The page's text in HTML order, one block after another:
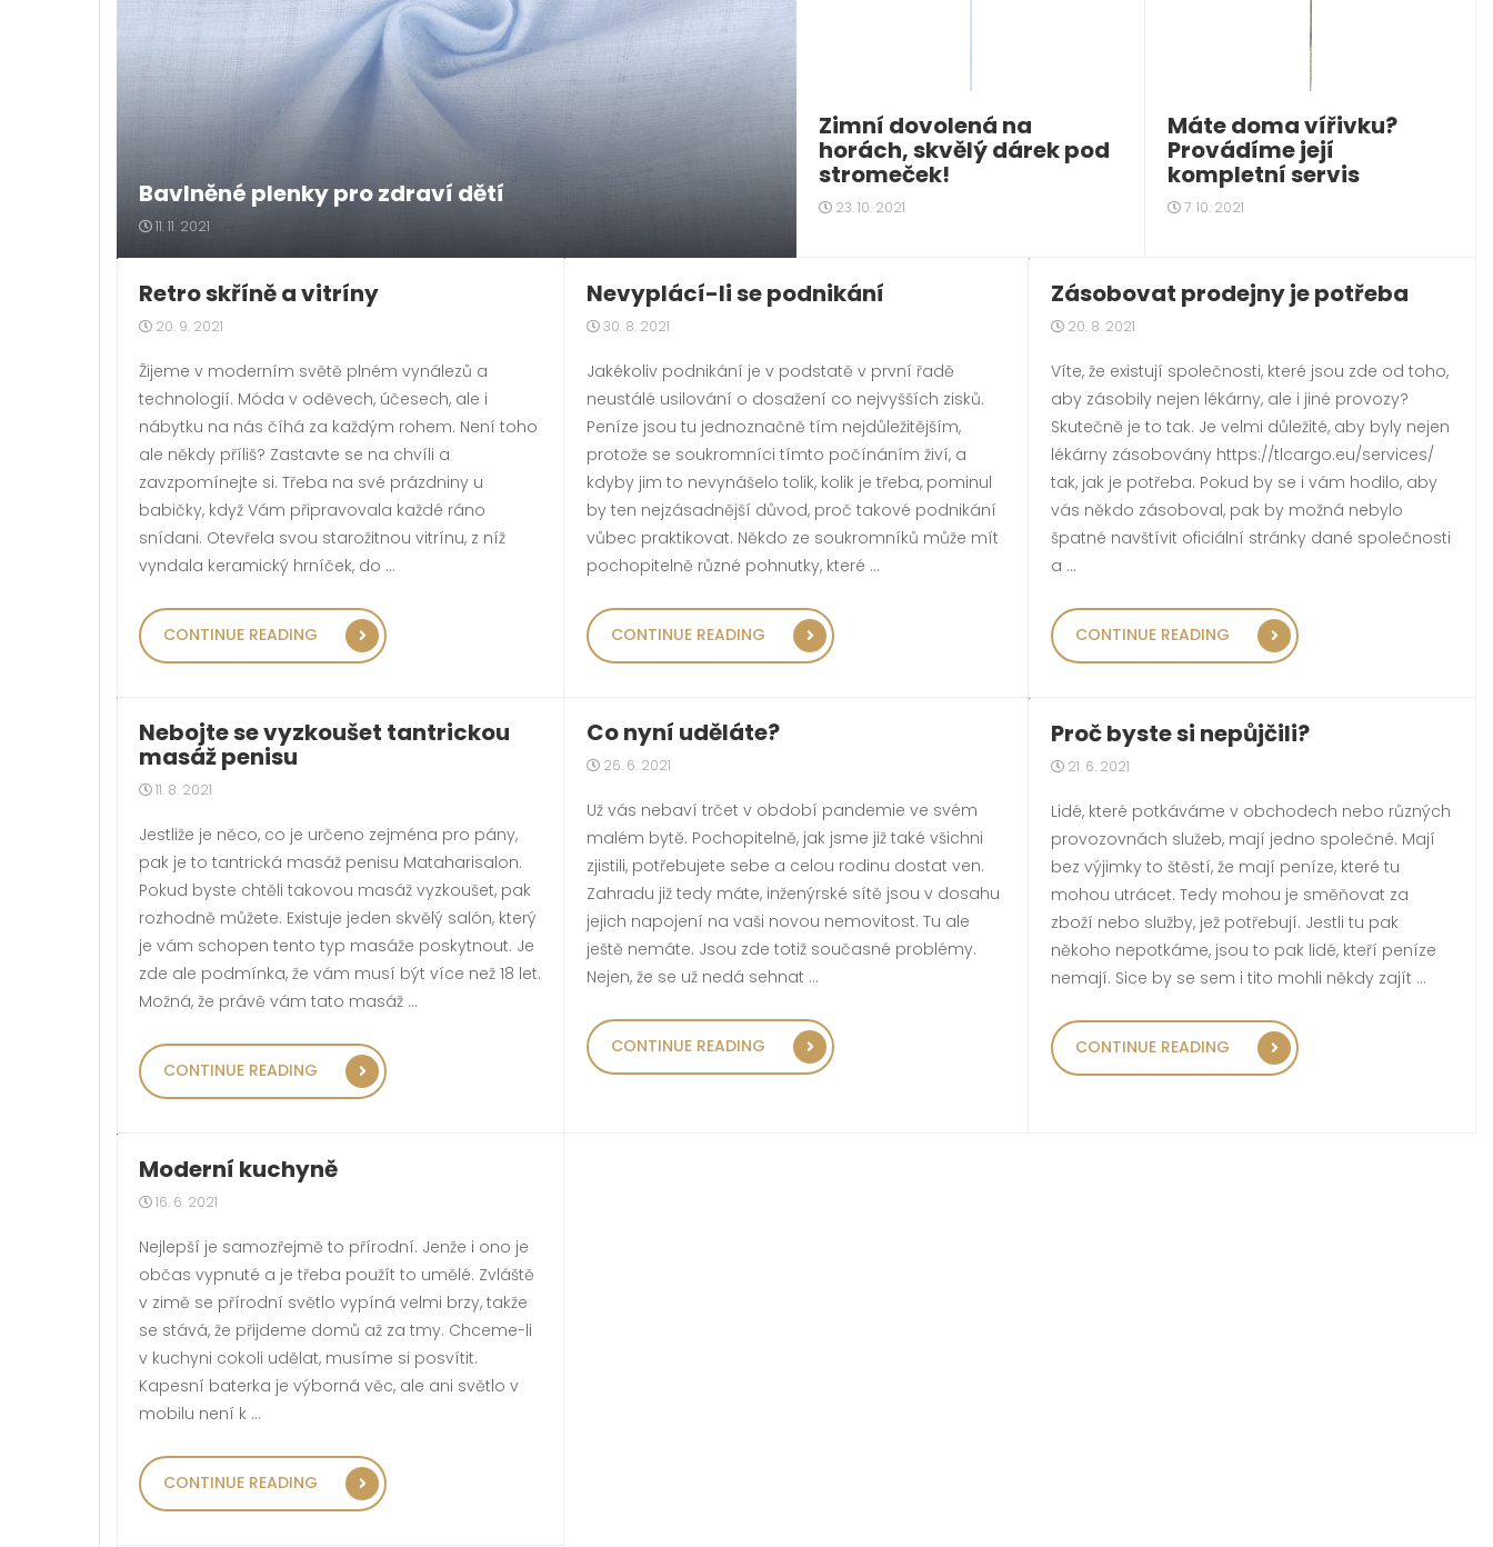
Bavlněné plenky pro zdraví dětí
11. 11. 2021
Zimní dovolená na
horách, skvělý dárek pod
stromeček!
23. 10. 2021
Máte doma vířivku?
Provádíme její
kompletní servis
7. 10. 2021
Retro skříně a vitríny
20. 9. 2021
Žijeme v moderním světě plném vynálezů a
technologií. Móda v oděvech, účesech, ale i
nábytku na nás číhá za každým rohem. Není toho
ale někdy příliš? Zastavte se na chvíli a
zavzpomínejte si. Třeba na své prázdniny u
babičky, když Vám připravovala každé ráno
snídani. Otevřela svou starožitnou vitrínu, z níž
vyndala keramický hrníček, do …
CONTINUE READING „RETRO SKŘÍNĚ A VITRÍNY“
Nevyplácí-li se podnikání
30. 8. 2021
Jakékoliv podnikání je v podstatě v první řadě
neustálé usilování o dosažení co nejvyšších zisků.
Peníze jsou tu jednoznačně tím nejdůležitějším,
protože se soukromníci tímto počínáním živí, a
kdyby jim to nevynášelo tolik, kolik je třeba, pominul
by ten nejzásadnější důvod, proč takové podnikání
vůbec praktikovat. Někdo ze soukromníků může mít
pochopitelně různé pohnutky, které …
CONTINUE READING „NEVYPLÁCÍ-LI SE PODNIKÁNÍ“
Zásobovat prodejny je potřeba
20. 8. 2021
Víte, že existují společnosti, které jsou zde od toho,
aby zásobily nejen lékárny, ale i jiné provozy?
Skutečně je to tak. Je velmi důležité, aby byly nejen
lékárny zásobovány https://tlcargo.eu/services/
tak, jak je potřeba. Pokud by se i vám hodilo, aby
vás někdo zásoboval, pak by možná nebylo
špatné navštívit oficiální stránky dané společnosti
a …
CONTINUE READING „ZÁSOBOVAT PRODEJNY
Nebojte se vyzkoušet tantrickou
masáž penisu
11. 8. 2021
Jestliže je něco, co je určeno zejména pro pány,
pak je to tantrická masáž penisu Mataharisalon.
Pokud byste chtěli takovou masáž vyzkoušet, pak
rozhodně můžete. Existuje jeden skvělý salón, který
je vám schopen tento typ masáže poskytnout. Je
zde ale podmínka, že vám musí být více než 18 let.
Možná, že právě vám tato masáž …
CONTINUE READING „NEBOJTE SE VYZKOUŠET TANTRICKOU MASÁŽ PENISU“
Co nyní uděláte?
26. 6. 2021
Už vás nebaví trčet v období pandemie ve svém
malém bytě. Pochopitelně, jak jsme již také všichni
zjistili, potřebujete sebe a celou rodinu dostat ven.
Zahradu již tedy máte, inženýrské sítě jsou v dosahu
jejich napojení na vaši novou nemovitost. Tu ale
ještě nemáte. Jsou zde totiž současné problémy.
Nejen, že se už nedá sehnat …
CONTINUE READING „CO NYNÍ UDĚLÁTE?“
Proč byste si nepůjčili?
21. 6. 2021
Lidé, které potkáváme v obchodech nebo různých
provozovnách služeb, mají jedno společné. Mají
bez výjimky to štěstí, že mají peníze, které tu
mohou utrácet. Tedy mohou je směňovat za
zboží nebo služby, jež potřebují. Jestli tu pak
někoho nepotkáme, jsou to pak lidé, kteří peníze
nemají. Sice by se sem i tito mohli někdy zajít …
CONTINUE READING „PROČ BYSTE SI
Moderní kuchyně
16. 6. 2021
Nejlepší je samozřejmě to přírodní. Jenže i ono je
občas vypnuté a je třeba použít to umělé. Zvláště
v zimě se přírodní světlo vypíná velmi brzy, takže
se stává, že přijdeme domů až za tmy. Chceme-li
v kuchyni cokoli udělat, musíme si posvítit.
Kapesní baterka je výborná věc, ale ani světlo v
mobilu není k …
CONTINUE READING „MODERNÍ KUCHYNĚ“